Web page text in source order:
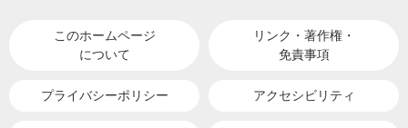
このホームページ
について
リンク・著作権・
免責事項
プライバシーポリシー アクセシビリティ